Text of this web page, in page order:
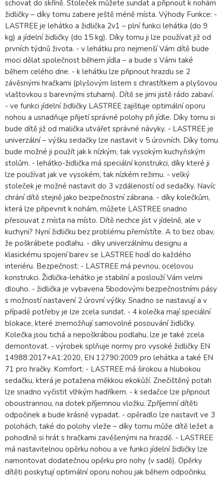
schovat do skříně. Stoleček můžete sundat a připnout k nohám
židličky – díky tomu zabere ještě méně místa. Výhody Funkce: -
LASTREE je lehátko a židlička 2v1 – plní funkci lehátka (do 9
kg) a jídelní židličky (do 15 kg). Díky tomu ji lze používat již od
prvních týdnů života. - v lehátku pro nejmenší Vám dítě bude
moci dělat společnost během jídla – a bude s Vámi také
během celého dne. - k lehátku lze připnout hrazdu se 2
závěsnými hračkami (plyšovým listem s chrastítkem a plyšovou
vlaštovkou s barevnými stuhami). Dítě se jimi jistě rádo zabaví.
- ve funkci jídelní židličky LASTREE zajišťuje optimální oporu
nohou a usnadňuje přijetí správné polohy při jídle. Díky tomu si
bude dítě již od malička utvářet správné návyky. - LASTREE je
univerzální – výšku sedačky lze nastavit v 5 úrovních. Díky tomu
bude možné ji použít jak k nízkým, tak vysokým kuchyňským
stolům. - lehátko-židlička má speciální konstrukci, díky které ji
lze používat jak ve vysokém, tak nízkém režimu. - velký
stoleček je možné nastavit do 3 vzdáleností od sedačky. Navíc
chrání dítě stejně jako bezpečnostní zábrana. - díky kolečkům,
která lze připevnit k nohám, můžete LASTREE snadno
přesouvat z místa na místo. Dítě nechce jíst v jídelně, ale v
kuchyni? Nyní židličku bez problému přemístíte. A to bez obav,
že poškrábete podlahu. - díky univerzálnímu designu a
klasickému spojení barev se LASTREE hodí do každého
interiéru. Bezpečnost: - LASTREE má pevnou, ocelovou
konstrukci. Židlička-lehátko je stabilní a poslouží Vám velmi
dlouho. - židlička je vybavena 5bodovými bezpečnostními pásy
s možností nastavení 2 úrovní výšky. Snadno se nastavují a v
případě potřeby je lze zcela sundat. - 4 kolečka mají speciální
blokace, které znemožňují samovolné posouvání židličky.
Kolečka jsou tichá a nepoškrábou podlahu, lze je také zcela
demontovat. - výrobek splňuje normy pro vysoké židličky EN
14988:2017+A1:2020, EN 12790:2009 pro lehátka a také EN
71 pro hračky. Komfort: - LASTREE má širokou a hlubokou
sedačku, která je potažena měkkou ekokůží. Znečištěný potah
lze snadno vyčistit vlhkým hadříkem. - k sedačce lze připnout
oboustrannou, na dotek příjemnou vložku. Zpříjemní dítěti
odpočinek a bude krásně vypadat. - opěradlo lze nastavit ve 3
polohách, také do polohy vleže – díky tomu může dítě ležet a
pohodlně si hrát s hračkami zavěšenými na hrazdě. - LASTREE
má nastavitelnou opěrku nohou a ve funkci jídelní židličky lze
namontovat dodatečnou opěrku pro nohy (v sadě). Opěrky
dítěti poskytují optimální oporu nohou jak během odpočinku,